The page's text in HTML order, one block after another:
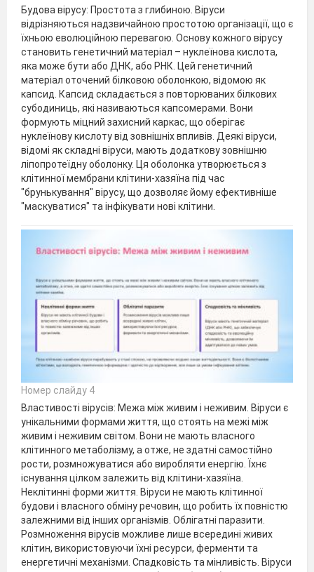
Будова вірусу: Простота з глибиною. Віруси
відрізняються надзвичайною простотою організації, що є
їхньою еволюційною перевагою. Основу кожного вірусу
становить генетичний матеріал – нуклеїнова кислота,
яка може бути або ДНК, або РНК. Цей генетичний
матеріал оточений білковою оболонкою, відомою як
капсид. Капсид складається з повторюваних білкових
субодиниць, які називаються капсомерами. Вони
формують міцний захисний каркас, що оберігає
нуклеїнову кислоту від зовнішніх впливів. Деякі віруси,
відомі як складні віруси, мають додаткову зовнішню
ліпопротеїдну оболонку. Ця оболонка утворюється з
клітинної мембрани клітини-хазяїна під час
"брунькування" вірусу, що дозволяє йому ефективніше
"маскуватися" та інфікувати нові клітини.
Номер слайду 4
Властивості вірусів: Межа між живим і неживим. Віруси є
унікальними формами життя, що стоять на межі між
живим і неживим світом. Вони не мають власного
клітинного метаболізму, а отже, не здатні самостійно
рости, розмножуватися або виробляти енергію. Їхнє
існування цілком залежить від клітини-хазяїна.
Неклітинні форми життя. Віруси не мають клітинної
будови і власного обміну речовин, що робить їх повністю
залежними від інших організмів. Облігатні паразити.
Розмноження вірусів можливе лише всередині живих
клітин, використовуючи їхні ресурси, ферменти та
енергетичні механізми. Спадковість та мінливість. Віруси